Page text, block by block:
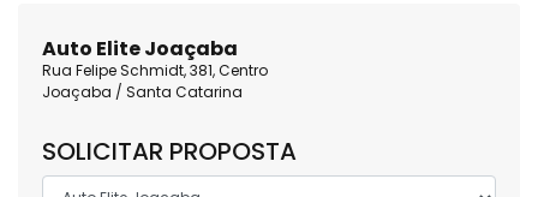
Auto Elite Joaçaba
Rua Felipe Schmidt, 381, Centro
Joaçaba / Santa Catarina
SOLICITAR PROPOSTA